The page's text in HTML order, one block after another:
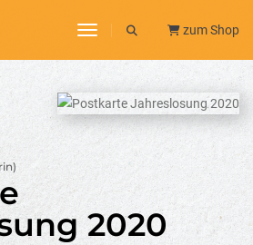
toggle navigation
zum Shop
2020